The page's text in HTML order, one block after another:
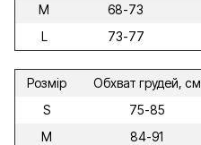
M
68-73
L
73-77
Розмір
Обхват грудей, см
S
75-85
M
84-91